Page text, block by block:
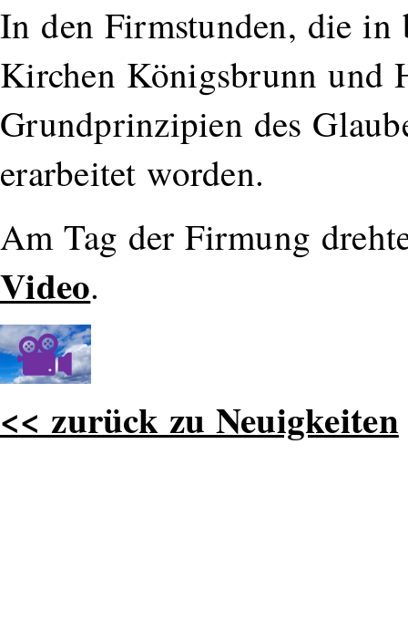
In den Firmstunden, die in
Kirchen Königsbrunn und
Grundprinzipien des
erarbeitet worden.
Am Tag der Firmung
Video.
<< zurück zu Neuigkeiten